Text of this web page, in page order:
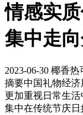
情感实
集中走
2023-06-30 椰香热
摘要中国礼物经济
更加重视日常生
集中在传统节庆